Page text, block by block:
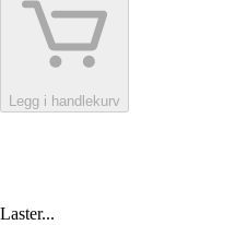
Legg i handlekurv
Laster...